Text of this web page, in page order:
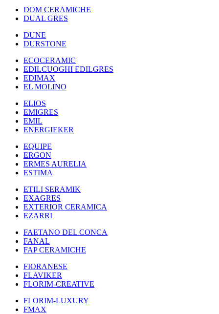
DOM CERAMICHE
DUAL GRES
DUNE
DURSTONE
ECOCERAMIC
EDILCUOGHI EDILGRES
EDIMAX
EL MOLINO
ELIOS
EMIGRES
EMIL
ENERGIEKER
EQUIPE
ERGON
ERMES AURELIA
ESTIMA
ETILI SERAMIK
EXAGRES
EXTERIOR CERAMICA
EZARRI
FAETANO DEL CONCA
FANAL
FAP CERAMICHE
FIORANESE
FLAVIKER
FLORIM-CREATIVE
FLORIM-LUXURY
FMAX